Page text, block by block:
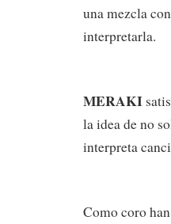
una mezcla
interpretarla.
MERAKI
la idea de no
interpreta
Como coro